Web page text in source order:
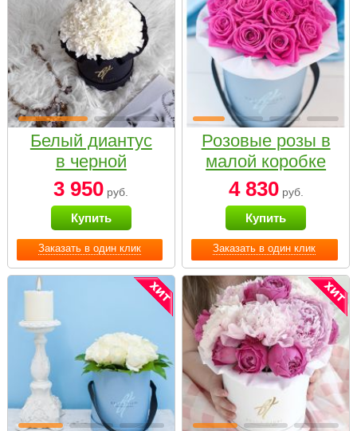
Заказать в один клик
Белый диантус
в черной
коробке Small
3 950 руб.
Купить
Заказать в один клик
Розовые розы в
малой коробке
4 830руб.
Купить